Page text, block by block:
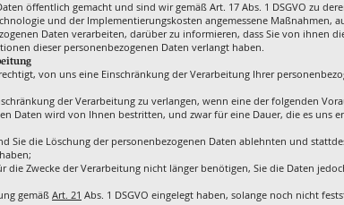
öffentlich gemacht und sind wir gemäß Art. 17 Abs. 1 DSGVO zu
und der Implementierungskosten angemessene Maßnahmen,
Daten verarbeiten, darüber zu informieren, dass Sie von ihnen
dieser personenbezogenen Daten verlangt haben.
von uns eine Einschränkung der Verarbeitung Ihrer
der Verarbeitung zu verlangen, wenn eine der folgenden
Daten wird von Ihnen bestritten, und zwar für eine Dauer, die es uns
Sie die Löschung der personenbezogenen Daten ablehnten und
die Zwecke der Verarbeitung nicht länger benötigen, Sie die Daten
gemäß Art. 21 Abs. 1 DSGVO eingelegt haben, solange noch nicht